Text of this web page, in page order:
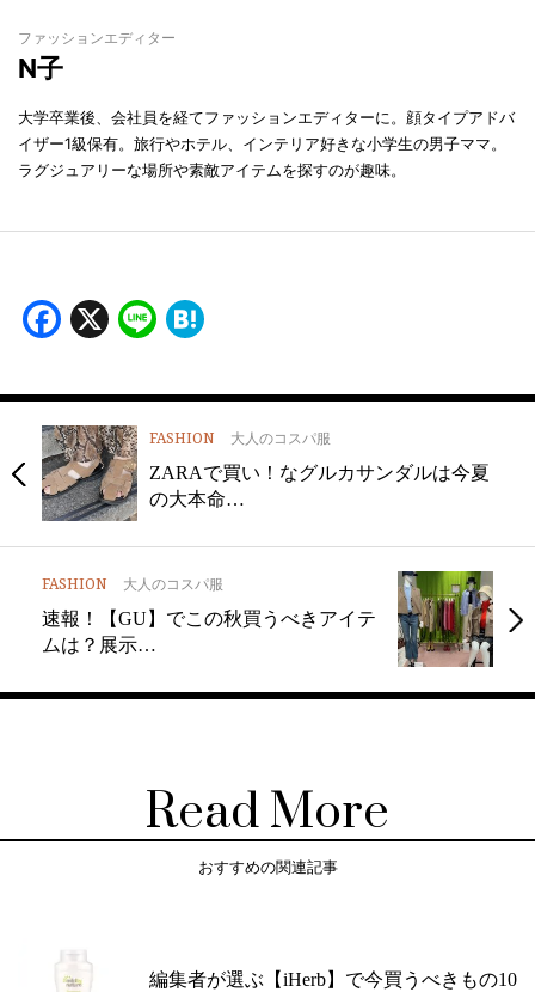
ファッションエディター
N子
大学卒業後、会社員を経てファッションエディターに。顔タイプアドバ
イザー1級保有。旅行やホテル、インテリア好きな小学生の男子ママ。
ラグジュアリーな場所や素敵アイテムを探すのが趣味。
Facebook
X Line
FASHION 大人のコスパ服
ZARAで買い！なグルカサンダルは今夏
の大本命…
FASHION 大人のコスパ服
速報！【GU】でこの秋買うべきアイテ
ムは？展示…
Read More
おすすめの関連記事
編集者が選ぶ【iHerb】で今買うべきもの10